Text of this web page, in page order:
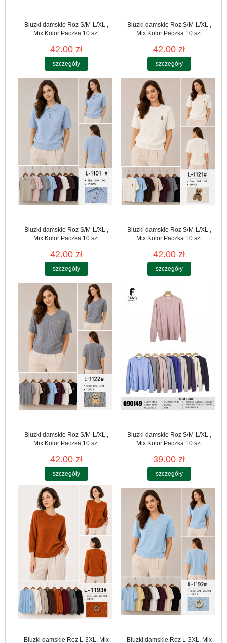
Bluzki damskie Roz S/M-L/XL ,
Mix Kolor Paczka 10 szt
42.00 zł
szczegóły
Bluzki damskie Roz S/M-L/XL ,
Mix Kolor Paczka 10 szt
42.00 zł
szczegóły
Bluzki damskie Roz S/M-L/XL ,
Mix Kolor Paczka 10 szt
42.00 zł
szczegóły
Bluzki damskie Roz S/M-L/XL ,
Mix Kolor Paczka 10 szt
42.00 zł
szczegóły
Bluzki damskie Roz S/M-L/XL ,
Mix Kolor Paczka 10 szt
42.00 zł
szczegóły
Bluzki damskie Roz S/M-L/XL ,
Mix Kolor Paczka 10 szt
39.00 zł
szczegóły
Bluzki damskie Roz L-3XL, Mix Bluzki damskie Roz L-3XL, Mix